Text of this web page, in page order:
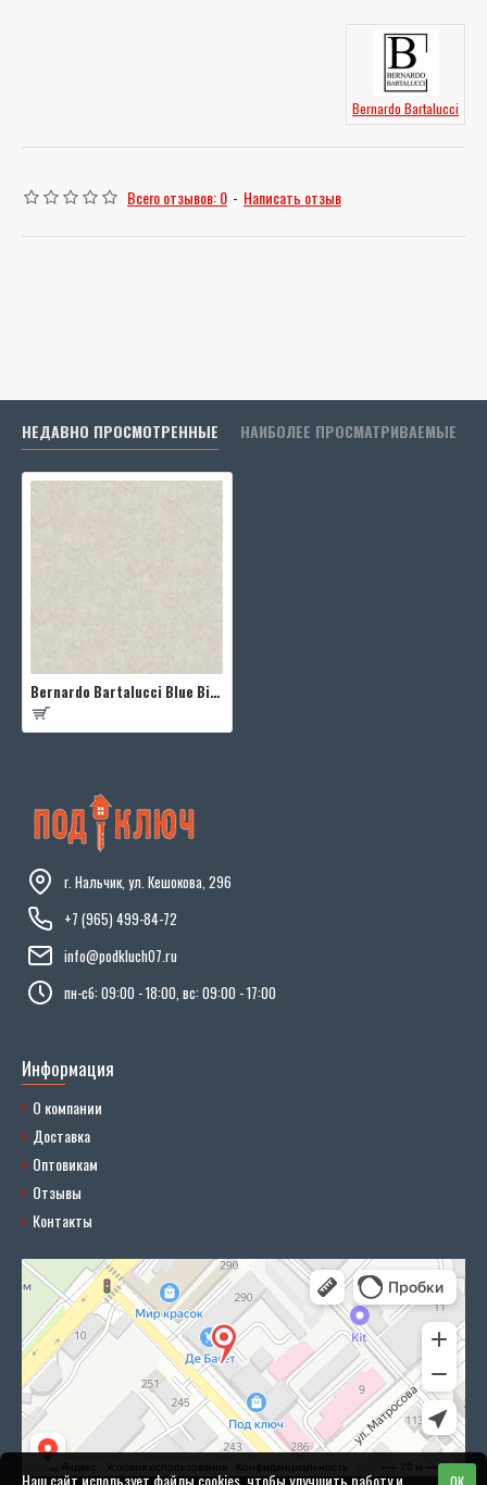
Bernardo Bartalucci
Всего отзывов: 0 - Написать отзыв
НЕДАВНО ПРОСМОТРЕННЫЕ НАИБОЛЕЕ ПРОСМАТРИВАЕМЫЕ
Bernardo Bartalucci Blue Bigi 5067-29
г. Нальчик, ул. Кешокова, 296
+7 (965) 499-84-72
info@podkluch07.ru
пн-сб: 09:00 - 18:00, вс: 09:00 - 17:00
Информация
О компании
Доставка
Оптовикам
Отзывы
Контакты
Наш сайт использует файлы cookies, чтобы улучшить работу и